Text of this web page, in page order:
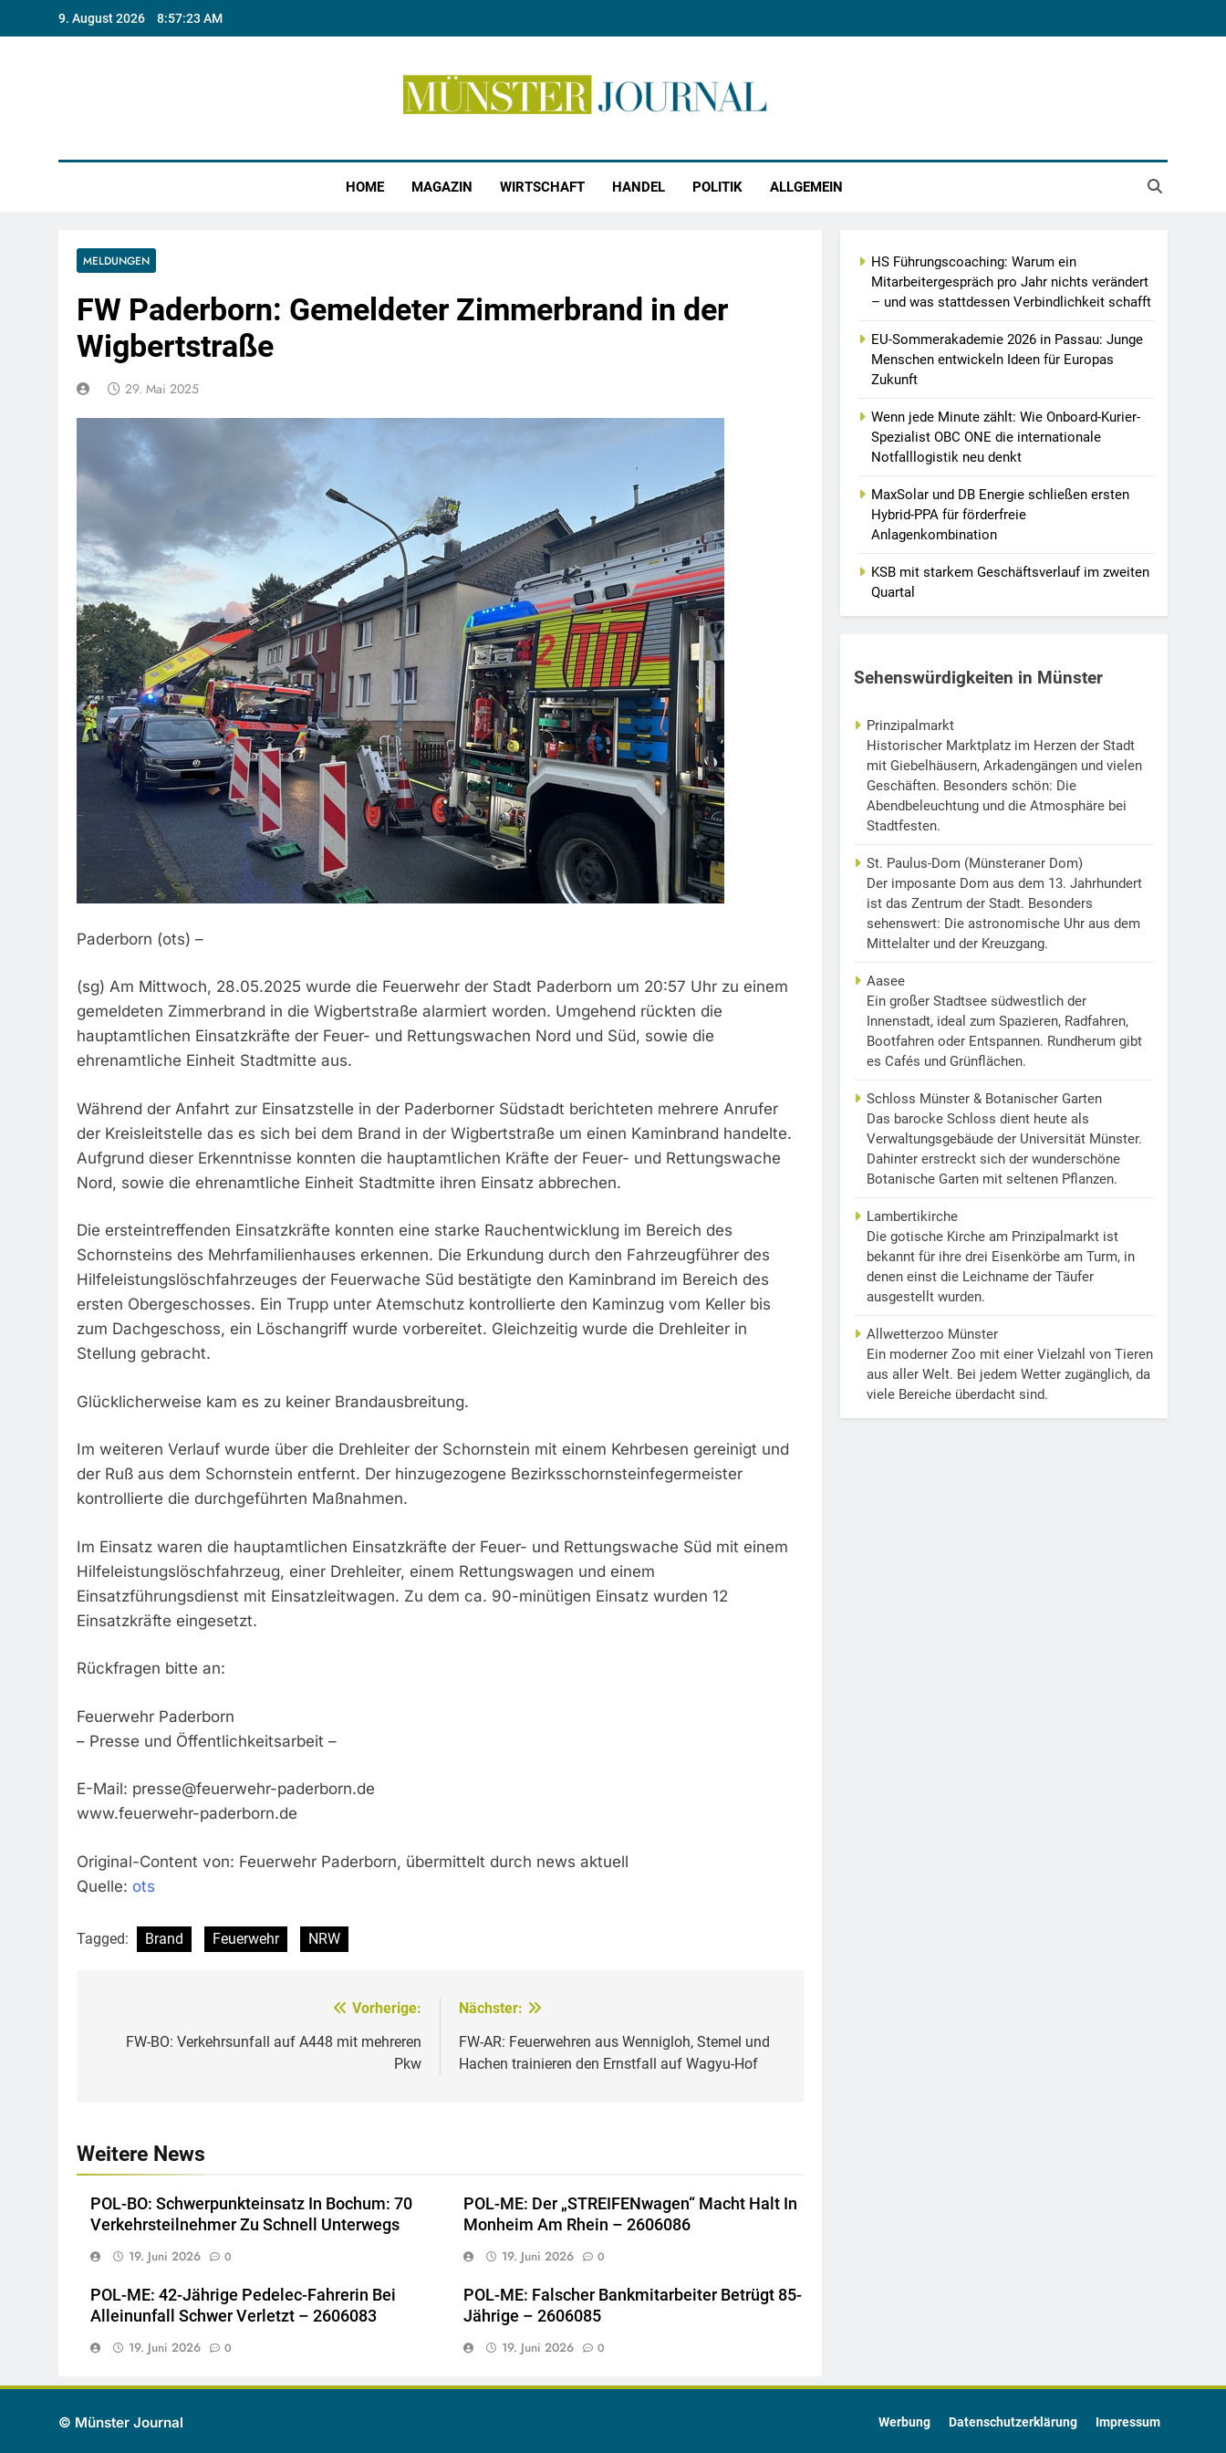
9. August 2026 8:57:23 AM
HOME MAGAZIN WIRTSCHAFT HANDEL POLITIK ALLGEMEIN
MELDUNGEN
FW Paderborn: Gemeldeter Zimmerbrand in der
Wigbertstraße
29. Mai 2025
Paderborn (ots) –
(sg) Am Mittwoch, 28.05.2025 wurde die Feuerwehr der Stadt Paderborn um 20:57 Uhr zu einem
gemeldeten Zimmerbrand in die Wigbertstraße alarmiert worden. Umgehend rückten die
hauptamtlichen Einsatzkräfte der Feuer- und Rettungswachen Nord und Süd, sowie die
ehrenamtliche Einheit Stadtmitte aus.
Während der Anfahrt zur Einsatzstelle in der Paderborner Südstadt berichteten mehrere Anrufer
der Kreisleitstelle das es sich bei dem Brand in der Wigbertstraße um einen Kaminbrand handelte.
Aufgrund dieser Erkenntnisse konnten die hauptamtlichen Kräfte der Feuer- und Rettungswache
Nord, sowie die ehrenamtliche Einheit Stadtmitte ihren Einsatz abbrechen.
Die ersteintreffenden Einsatzkräfte konnten eine starke Rauchentwicklung im Bereich des
Schornsteins des Mehrfamilienhauses erkennen. Die Erkundung durch den Fahrzeugführer des
Hilfeleistungslöschfahrzeuges der Feuerwache Süd bestätigte den Kaminbrand im Bereich des
ersten Obergeschosses. Ein Trupp unter Atemschutz kontrollierte den Kaminzug vom Keller bis
zum Dachgeschoss, ein Löschangriff wurde vorbereitet. Gleichzeitig wurde die Drehleiter in
Stellung gebracht.
Glücklicherweise kam es zu keiner Brandausbreitung.
Im weiteren Verlauf wurde über die Drehleiter der Schornstein mit einem Kehrbesen gereinigt und
der Ruß aus dem Schornstein entfernt. Der hinzugezogene Bezirksschornsteinfegermeister
kontrollierte die durchgeführten Maßnahmen.
Im Einsatz waren die hauptamtlichen Einsatzkräfte der Feuer- und Rettungswache Süd mit einem
Hilfeleistungslöschfahrzeug, einer Drehleiter, einem Rettungswagen und einem
Einsatzführungsdienst mit Einsatzleitwagen. Zu dem ca. 90-minütigen Einsatz wurden 12
Einsatzkräfte eingesetzt.
Rückfragen bitte an:
Feuerwehr Paderborn
– Presse und Öffentlichkeitsarbeit –
E-Mail: presse@feuerwehr-paderborn.de
www.feuerwehr-paderborn.de
Original-Content von: Feuerwehr Paderborn, übermittelt durch news aktuell
Quelle: ots
Tagged: Brand Feuerwehr NRW
Vorherige:
FW-BO: Verkehrsunfall auf A448 mit mehreren
Pkw
Nächster:
FW-AR: Feuerwehren aus Wennigloh, Stemel und
Hachen trainieren den Ernstfall auf Wagyu-Hof
Weitere News
POL-BO: Schwerpunkteinsatz In Bochum: 70
Verkehrsteilnehmer Zu Schnell Unterwegs
19. Juni 2026 0
POL-ME: Der „STREIFENwagen“ Macht Halt In
Monheim Am Rhein – 2606086
19. Juni 2026 0
POL-ME: 42-Jährige Pedelec-Fahrerin Bei
Alleinunfall Schwer Verletzt – 2606083
19. Juni 2026 0
POL-ME: Falscher Bankmitarbeiter Betrügt 85-
Jährige – 2606085
19. Juni 2026 0
HS Führungscoaching: Warum ein
Mitarbeitergespräch pro Jahr nichts verändert
– und was stattdessen Verbindlichkeit schafft
EU-Sommerakademie 2026 in Passau: Junge
Menschen entwickeln Ideen für Europas
Zukunft
Wenn jede Minute zählt: Wie Onboard-Kurier-
Spezialist OBC ONE die internationale
Notfalllogistik neu denkt
MaxSolar und DB Energie schließen ersten
Hybrid-PPA für förderfreie
Anlagenkombination
KSB mit starkem Geschäftsverlauf im zweiten
Quartal
Sehenswürdigkeiten in Münster
Prinzipalmarkt
Historischer Marktplatz im Herzen der Stadt
mit Giebelhäusern, Arkadengängen und vielen
Geschäften. Besonders schön: Die
Abendbeleuchtung und die Atmosphäre bei
Stadtfesten.
St. Paulus-Dom (Münsteraner Dom)
Der imposante Dom aus dem 13. Jahrhundert
ist das Zentrum der Stadt. Besonders
sehenswert: Die astronomische Uhr aus dem
Mittelalter und der Kreuzgang.
Aasee
Ein großer Stadtsee südwestlich der
Innenstadt, ideal zum Spazieren, Radfahren,
Bootfahren oder Entspannen. Rundherum gibt
es Cafés und Grünflächen.
Schloss Münster & Botanischer Garten
Das barocke Schloss dient heute als
Verwaltungsgebäude der Universität Münster.
Dahinter erstreckt sich der wunderschöne
Botanische Garten mit seltenen Pflanzen.
Lambertikirche
Die gotische Kirche am Prinzipalmarkt ist
bekannt für ihre drei Eisenkörbe am Turm, in
denen einst die Leichname der Täufer
ausgestellt wurden.
Allwetterzoo Münster
Ein moderner Zoo mit einer Vielzahl von Tieren
aus aller Welt. Bei jedem Wetter zugänglich, da
viele Bereiche überdacht sind.
© Münster Journal Werbung Datenschutzerklärung Impressum